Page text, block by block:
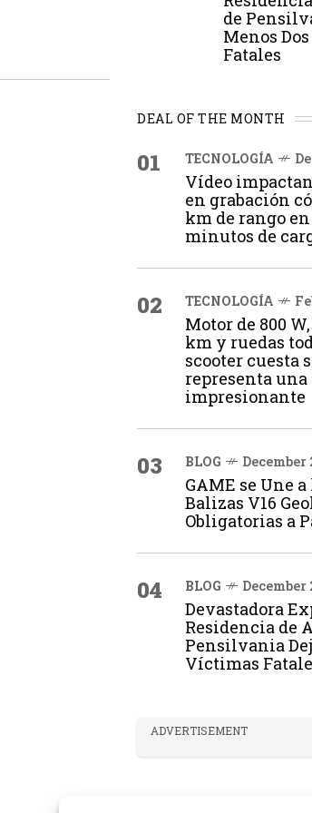
de
Menos
Fatales
DEAL OF THE MONTH
01 TECNOLOGÍA
Vídeo
en grabación
km de rango en
minutos de
02 TECNOLOGÍA
Motor de 800
km y ruedas
scooter cuesta
representa
impresionante
03 BLOG December
GAME se Une
Balizas V16
Obligatorias a
04 BLOG December
Devastadora
Residencia de
Pensilvania
Víctimas
ADVERTISEMENT